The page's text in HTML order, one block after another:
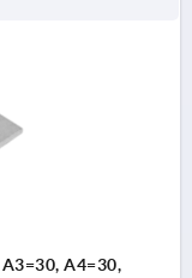
A3=30, A4=30,